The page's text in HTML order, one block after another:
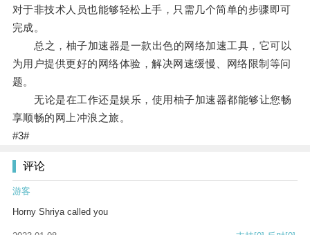
对于非技术人员也能够轻松上手，只需几个简单的步骤即可
完成。
总之，柚子加速器是一款出色的网络加速工具，它可以
为用户提供更好的网络体验，解决网速缓慢、网络限制等问
题。
无论是在工作还是娱乐，使用柚子加速器都能够让您畅
享顺畅的网上冲浪之旅。
#3#
评论
游客
Horny Shriya called you